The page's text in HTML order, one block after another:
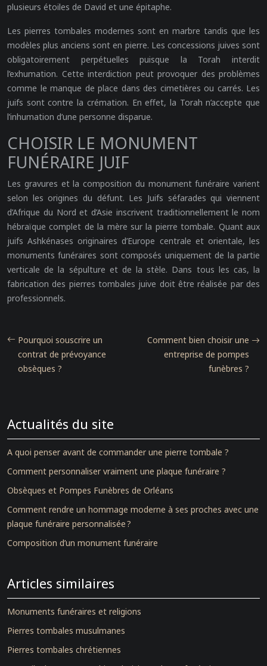
plusieurs étoiles de David et une épitaphe.
Les pierres tombales modernes sont en marbre tandis que les
modèles plus anciens sont en pierre. Les concessions juives sont
obligatoirement perpétuelles puisque la Torah interdit
l’exhumation. Cette interdiction peut provoquer des problèmes
comme le manque de place dans des cimetières ou carrés. Les
juifs sont contre la crémation. En effet, la Torah n’accepte que
l’inhumation d’une personne disparue.
CHOISIR LE MONUMENT
FUNÉRAIRE JUIF
Les gravures et la composition du monument funéraire varient
selon les origines du défunt. Les Juifs séfarades qui viennent
d’Afrique du Nord et d’Asie inscrivent traditionnellement le nom
hébraïque complet de la mère sur la pierre tombale. Quant aux
juifs Ashkénases originaires d’Europe centrale et orientale, les
monuments funéraires sont composés uniquement de la partie
verticale de la sépulture et de la stèle. Dans tous les cas, la
fabrication des pierres tombales juive doit être réalisée par des
professionnels.
Pourquoi souscrire un
contrat de prévoyance
obsèques ?
Comment bien choisir une
entreprise de pompes
funèbres ?
Actualités du site
A quoi penser avant de commander une pierre tombale ?
Comment personnaliser vraiment une plaque funéraire ?
Obsèques et Pompes Funèbres de Orléans
Comment rendre un hommage moderne à ses proches avec une
plaque funéraire personnalisée ?
Composition d’un monument funéraire
Articles similaires
Monuments funéraires et religions
Pierres tombales musulmanes
Pierres tombales chrétiennes